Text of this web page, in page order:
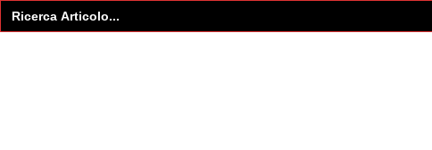
Search
for: